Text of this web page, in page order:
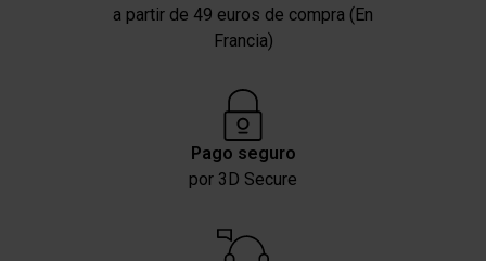
a partir de 49 euros de compra (En
Francia)
Pago seguro
por 3D Secure